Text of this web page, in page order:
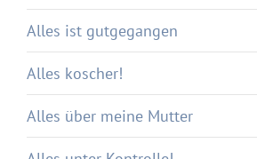
Alles ist gutgegangen
Alles koscher!
Alles über meine Mutter